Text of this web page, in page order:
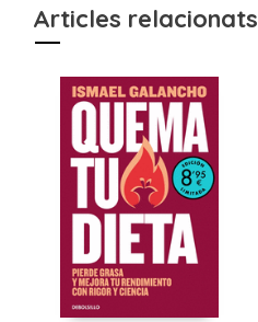
Articles relacionats